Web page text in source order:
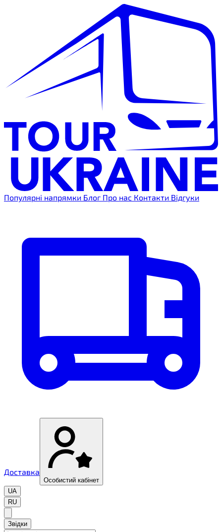
Популярні напрямки Блог Про нас Контакти Відгуки
Доставка
Особистий кабінет
UA
RU
Звідки